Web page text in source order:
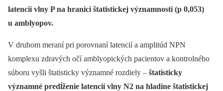
latencií vlny P na hranici štatistickej významnosti (p 0,053)
u amblyopov.
V druhom meraní pri porovnaní latencií a amplitúd NPN
komplexu zdravých očí amblyopických pacientov a kontrolného
súboru vyšli štatisticky významné rozdiely –⁠ štatisticky
významné predĺženie latencií vlny N2 na hladine štatistickej